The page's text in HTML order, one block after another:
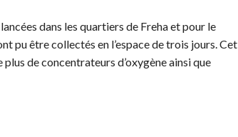
dans les quartiers de Freha et pour le
pu être collectés en l’espace de trois jours. Cet
de concentrateurs d’oxygène ainsi que